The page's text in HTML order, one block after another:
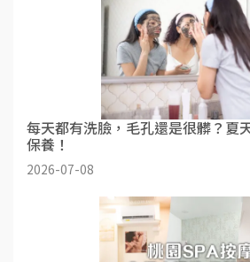
每天都有洗臉，毛孔還是很髒？夏
保養！
2026-07-08